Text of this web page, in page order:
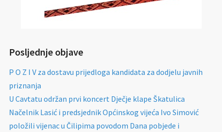
Posljednje objave
P O Z I V za dostavu prijedloga kandidata za dodjelu javnih
priznanja
U Cavtatu održan prvi koncert Dječje klape Škatulica
Načelnik Lasić i predsjednik Općinskog vijeća Ivo Simović
položili vijenac u Čilipima povodom Dana pobjede i